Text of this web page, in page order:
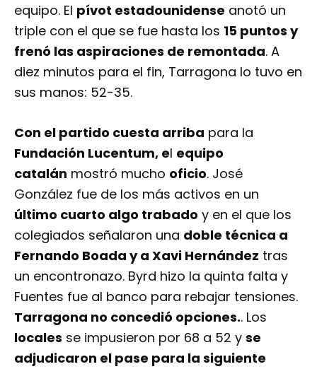
equipo. El pívot estadounidense anotó un
triple con el que se fue hasta los 15 puntos y
frenó las aspiraciones de remontada. A
diez minutos para el fin, Tarragona lo tuvo en
sus manos: 52-35.
Con el partido cuesta arriba para la
Fundación Lucentum, el equipo
catalán mostró mucho oficio. José
González fue de los más activos en un
último cuarto algo trabado y en el que los
colegiados señalaron una doble técnica a
Fernando Boada y a Xavi Hernández tras
un encontronazo. Byrd hizo la quinta falta y
Fuentes fue al banco para rebajar tensiones.
Tarragona no concedió opciones.. Los
locales se impusieron por 68 a 52 y se
adjudicaron el pase para la siguiente